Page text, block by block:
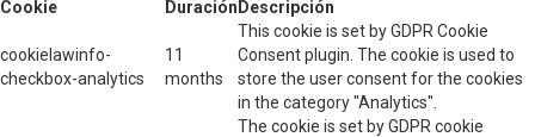
Cookie
Duración Descripción
cookielawinfo-
checkbox-analytics
11
months
This cookie is set by GDPR Cookie
Consent plugin. The cookie is used to
store the user consent for the cookies
in the category "Analytics".
The cookie is set by GDPR cookie